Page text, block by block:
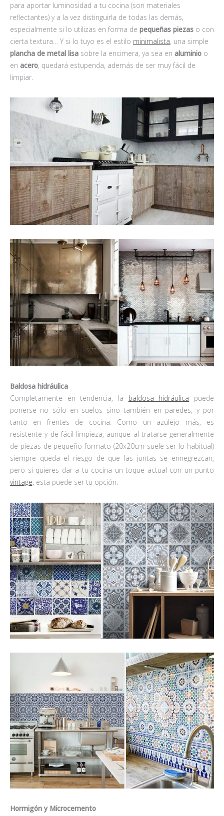
para aportar luminosidad a tu cocina (son materiales
reflectantes) y a la vez distinguirla de todas las demás,
especialmente si lo utilizas en forma de pequeñas piezas o con
cierta textura… Y si lo tuyo es el estilo minimalista, una simple
plancha de metal lisa sobre la encimera, ya sea en aluminio o
en acero, quedará estupenda, además de ser muy fácil de
limpiar.
Baldosa hidráulica
Completamente en tendencia, la baldosa hidráulica puede
ponerse no sólo en suelos sino también en paredes, y por
tanto en frentes de cocina. Como un azulejo más, es
resistente y de fácil limpieza, aunque al tratarse generalmente
de piezas de pequeño formato (20x20cm suele ser lo habitual)
siempre queda el riesgo de que las juntas se ennegrezcan,
pero si quieres dar a tu cocina un toque actual con un punto
vintage, esta puede ser tu opción.
Hormigón y Microcemento